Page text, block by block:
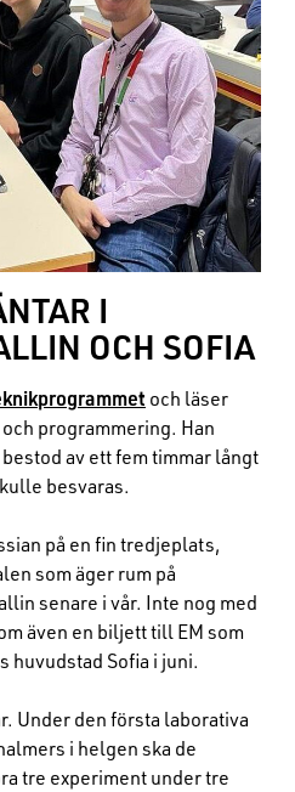
I
OCH SOFIA
och läser
programmering. Han
av ett fem timmar långt
besvaras.
på en fin tredjeplats,
som äger rum på
senare i vår. Inte nog med
även en biljett till EM som
huvudstad Sofia i juni.
Under den första laborativa
i helgen ska de
tre experiment under tre